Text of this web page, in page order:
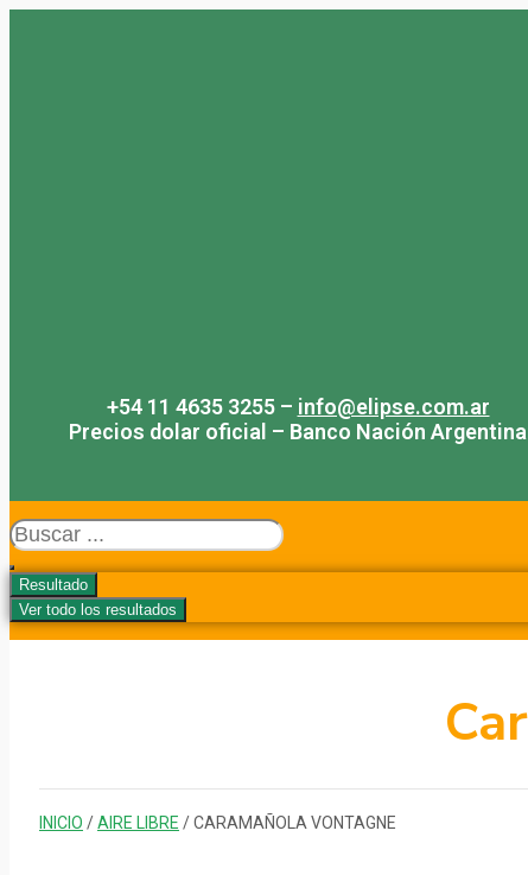
+54 11 4635 3255 – info@elipse.com.ar
Precios dolar oficial – Banco Nación Argentina
Search
...
Resultado
Ver todo los resultados
INICIO /AIRE LIBRE / CARAMAÑOLA VONTAGNE